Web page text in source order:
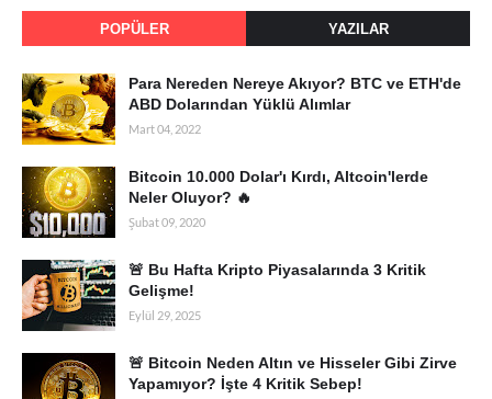
POPÜLER YAZILAR
Para Nereden Nereye Akıyor? BTC ve ETH'de
ABD Dolarından Yüklü Alımlar
Mart 04, 2022
Bitcoin 10.000 Dolar'ı Kırdı, Altcoin'lerde
Neler Oluyor? 🔥
Şubat 09, 2020
🚨 Bu Hafta Kripto Piyasalarında 3 Kritik
Gelişme!
Eylül 29, 2025
🚨 Bitcoin Neden Altın ve Hisseler Gibi Zirve
Yapamıyor? İşte 4 Kritik Sebep!